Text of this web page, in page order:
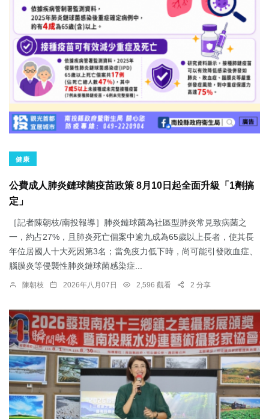
健康
公費成人肺炎鏈球菌疫苗政策 8月10日起全面升級「1劑搞
定」
［記者陳朝枝/南投報導］肺炎鏈球菌為社區型肺炎常見致病菌之
一，約占27%，且肺炎死亡個案中逾九成為65歲以上長者，使其長
年位居國人十大死因第3名；當免疫力低下時，尚可能引發敗血症、
腦膜炎等侵襲性肺炎鏈球菌感染症...
陳朝枝 2026年八月07日 2,596 觀看 2 分享